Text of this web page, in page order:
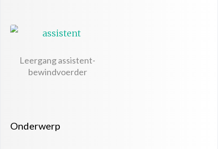
Leergang assistent-
bewindvoerder
Onderwerp